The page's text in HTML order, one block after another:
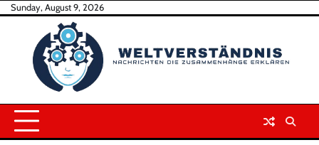
SkipSunday, August 9, 2026